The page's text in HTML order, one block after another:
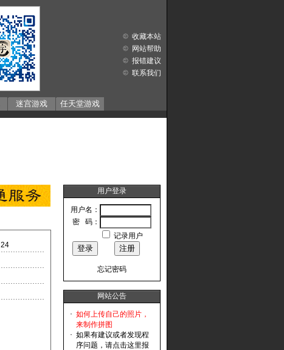
迷宫游戏 任天堂游戏
收藏本站
网站帮助
报错建议
联系我们
24
用户登录
用户名：
密 码：
记录用户
忘记密码
网站公告
· 如何上传自己的照片，
来制作拼图
· 如果有建议或者发现程
序问题，请点击这里报